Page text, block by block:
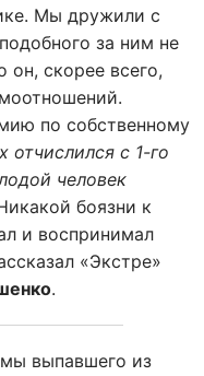
Мы дружили с
за ним не
он, скорее всего,
по собственному
отчислился с 1-го
человек
боязни к
и воспринимал
«Экстре»
.
выпавшего из